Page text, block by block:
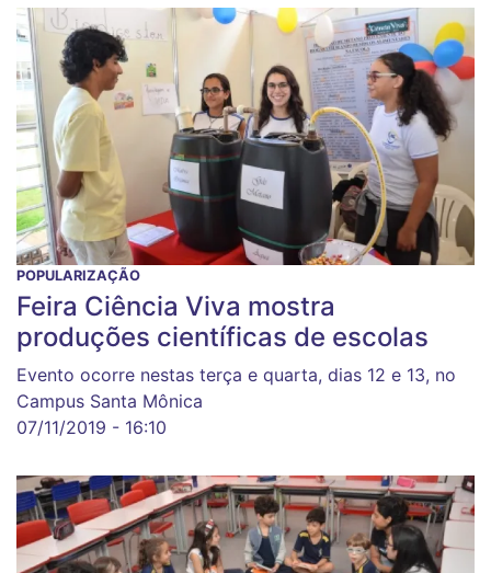
POPULARIZAÇÃO
Feira Ciência Viva mostra
produções científicas de escolas
Evento ocorre nestas terça e quarta, dias 12 e 13, no
Campus Santa Mônica
07/11/2019 - 16:10